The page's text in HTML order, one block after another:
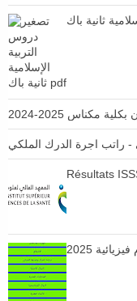
مكناس 2025-2024
راتب اجرة الدرك الملكي
Résultats
2025